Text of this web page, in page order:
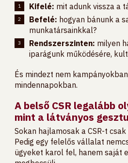
Kifelé: mit adunk vissza a
Befelé: hogyan bánunk a
munkatársainkkal?
Rendszerszinten: milyen
iparágunk működésére,
És mindezt nem
mindennapokban.
A belső CSR legalább
mint a látványos
Sokan hajlamosak a CSR-t
Pedig egy felelős vállalat
ügyeket karol fel, hanem saját